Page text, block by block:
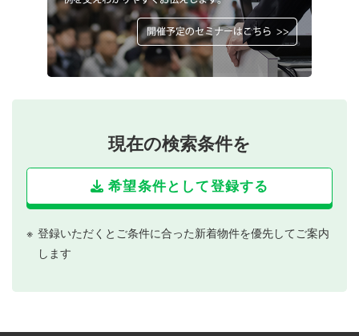
現在の検索条件を
希望条件として登録する
登録いただくとご条件に合った新着物件を優先してご案内
します